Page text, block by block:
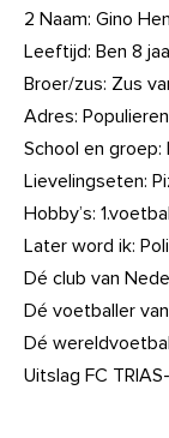
2 Naam: Gino
Leeftijd: Ben 8
Broer/zus: Zus
Adres:
School en
Lievelingseten:
Hobby’s:
Later word ik:
Dé club van
Dé voetballer
Dé
Uitslag FC